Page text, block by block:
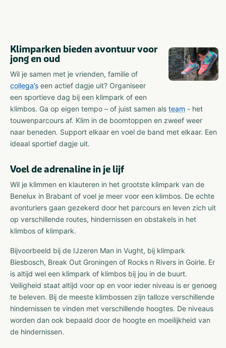
Klimparken bieden avontuur voor
jong en oud
Wil je samen met je vrienden, familie of
collega’s een actief dagje uit? Organiseer
een sportieve dag bij een klimpark of een
klimbos. Ga op eigen tempo – of juist samen als team - het
touwenparcours af. Klim in de boomtoppen en zweef weer
naar beneden. Support elkaar en voel de band met elkaar. Een
ideaal sportief dagje uit.
Voel de adrenaline in je lijf
Wil je klimmen en klauteren in het grootste klimpark van de
Benelux in Brabant of voel je meer voor een klimbos. De echte
avonturiers gaan gezekerd door het parcours en leven zich uit
op verschillende routes, hindernissen en obstakels in het
klimbos of klimpark.
Bijvoorbeeld bij de IJzeren Man in Vught, bij klimpark
Biesbosch, Break Out Groningen of Rocks n Rivers in Goirle. Er
is altijd wel een klimpark of klimbos bij jou in de buurt.
Veiligheid staat altijd voor op en voor ieder niveau is er genoeg
te beleven. Bij de meeste klimbossen zijn talloze verschillende
hindernissen te vinden met verschillende hoogtes. De niveaus
worden dan ook bepaald door de hoogte en moeilijkheid van
de hindernissen.